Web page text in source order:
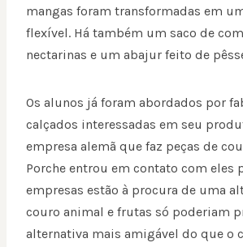
mangas foram transformadas em
flexível. Há também um saco de
nectarinas e um abajur feito de
Os alunos já foram abordados por
calçados interessadas em seu
empresa alemã que faz peças de
Porche entrou em contato com eles
empresas estão à procura de uma
couro animal e frutas só poderiam
alternativa mais amigável do que o